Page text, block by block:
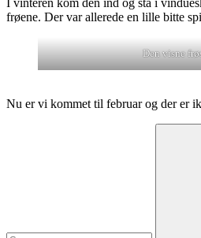
frøene. Der var allerede en lille bitte
Den visne
Nu er vi kommet til februar og der er